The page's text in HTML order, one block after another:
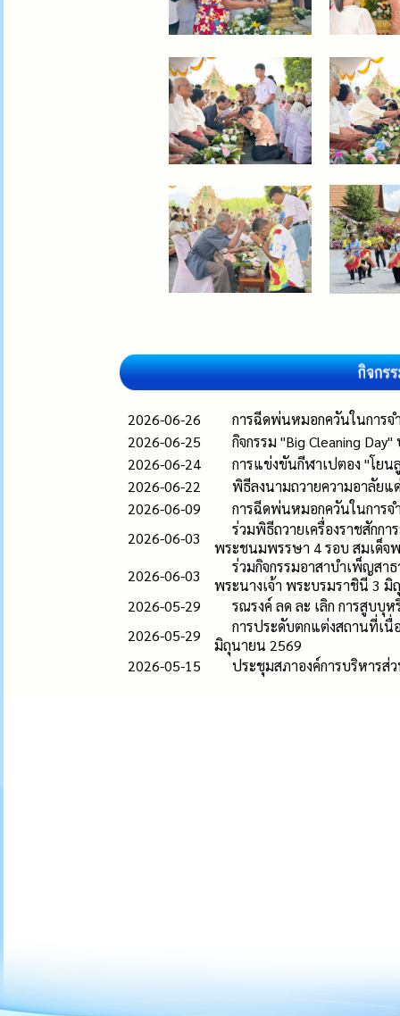
2026-06-26
การฉีดพ่นหมอกควันในการจ
2026-06-25
กิจกรรม "Big Cleaning
2026-06-24
การแข่งขันกีฬาเปตอง "โย
2026-06-22
พิธีลงนามถวายความอาลัยแ
2026-06-09
การฉีดพ่นหมอกควันในการจ
2026-06-03
ร่วมพิธีถวายเครื่องราชสักก
พระชนมพรรษา 4 รอบ สมเด็จ
2026-06-03
ร่วมกิจกรรมอาสาบำเพ็ญสา
พระนางเจ้า พระบรมราชินี 3 มิ
2026-05-29
รณรงค์ ลด ละ เลิก การสูบบุ
2026-05-29
การประดับตกแต่งสถานที่เนื่
มิถุนายน 2569
2026-05-15
ประชุมสภาองค์การบริหาร